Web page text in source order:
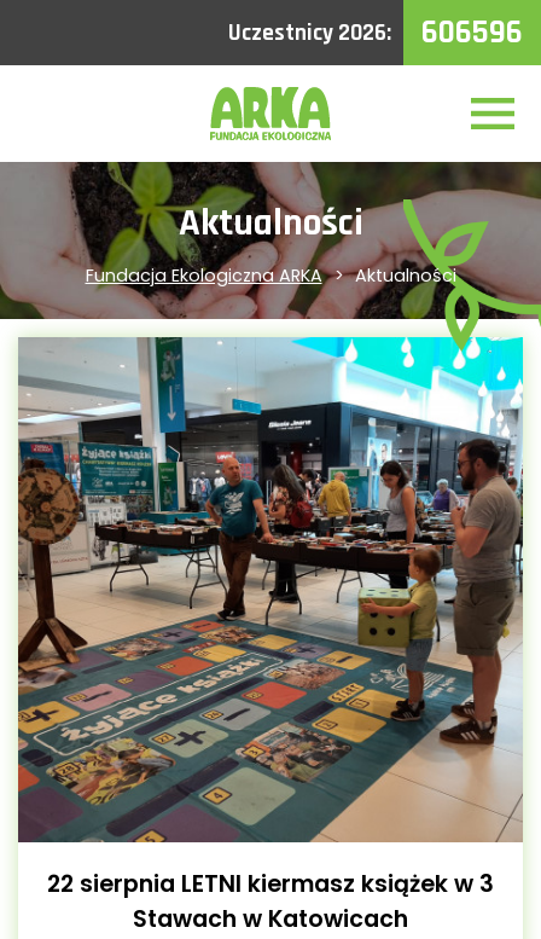
Uczestnicy 2026: 606596
Aktualności
Fundacja Ekologiczna ARKA Aktualności
22 sierpnia LETNI kiermasz książek w 3
Stawach w Katowicach